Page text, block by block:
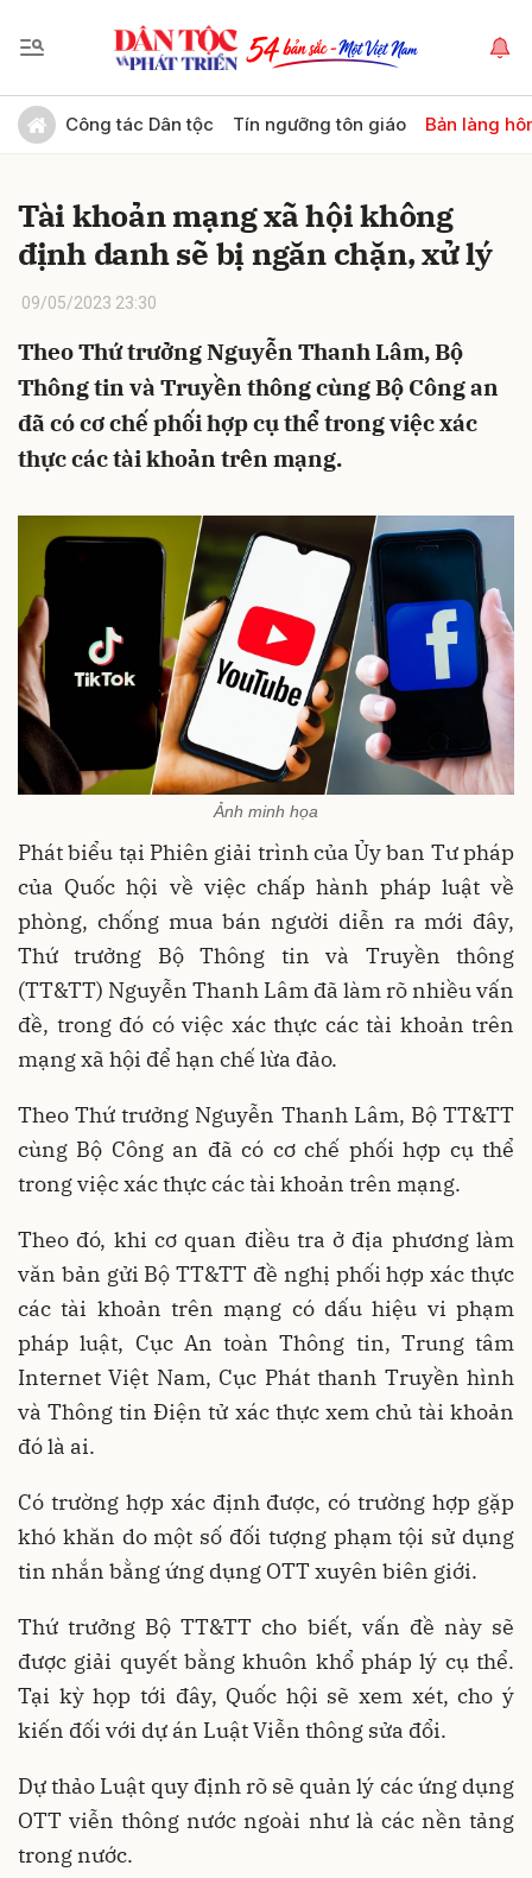
Công tác Dân tộc Tín ngưỡng tôn giáo Bản làng
Tài khoản mạng xã hội không
định danh sẽ bị ngăn chặn, xử lý
09/05/2023 23:30
Theo Thứ trưởng Nguyễn Thanh Lâm, Bộ
Thông tin và Truyền thông cùng Bộ Công an
đã có cơ chế phối hợp cụ thể trong việc xác
thực các tài khoản trên mạng.
Ảnh minh họa
Phát biểu tại Phiên giải trình của Ủy ban Tư pháp
của Quốc hội về việc chấp hành pháp luật về
phòng, chống mua bán người diễn ra mới đây,
Thứ trưởng Bộ Thông tin và Truyền thông
(TT&TT) Nguyễn Thanh Lâm đã làm rõ nhiều vấn
đề, trong đó có việc xác thực các tài khoản trên
mạng xã hội để hạn chế lừa đảo.
Theo Thứ trưởng Nguyễn Thanh Lâm, Bộ TT&TT
cùng Bộ Công an đã có cơ chế phối hợp cụ thể
trong việc xác thực các tài khoản trên mạng.
Theo đó, khi cơ quan điều tra ở địa phương làm
văn bản gửi Bộ TT&TT đề nghị phối hợp xác thực
các tài khoản trên mạng có dấu hiệu vi phạm
pháp luật, Cục An toàn Thông tin, Trung tâm
Internet Việt Nam, Cục Phát thanh Truyền hình
và Thông tin Điện tử xác thực xem chủ tài khoản
đó là ai.
Có trường hợp xác định được, có trường hợp gặp
khó khăn do một số đối tượng phạm tội sử dụng
tin nhắn bằng ứng dụng OTT xuyên biên giới.
Thứ trưởng Bộ TT&TT cho biết, vấn đề này sẽ
được giải quyết bằng khuôn khổ pháp lý cụ thể.
Tại kỳ họp tới đây, Quốc hội sẽ xem xét, cho ý
kiến đối với dự án Luật Viễn thông sửa đổi.
Dự thảo Luật quy định rõ sẽ quản lý các ứng dụng
OTT viễn thông nước ngoài như là các nền tảng
trong nước.
Gửi bình luận
Hủy Gửi